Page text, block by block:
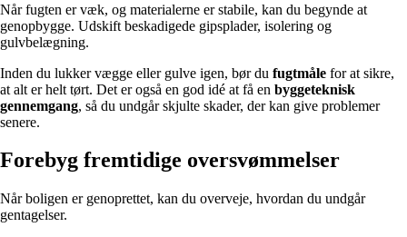
Når fugten er væk, og materialerne er stabile, kan du begynde at
genopbygge. Udskift beskadigede gipsplader, isolering og
gulvbelægning.
Inden du lukker vægge eller gulve igen, bør du fugtmåle for at sikre,
at alt er helt tørt. Det er også en god idé at få en byggeteknisk
gennemgang, så du undgår skjulte skader, der kan give problemer
senere.
Forebyg fremtidige oversvømmelser
Når boligen er genoprettet, kan du overveje, hvordan du undgår
gentagelser.